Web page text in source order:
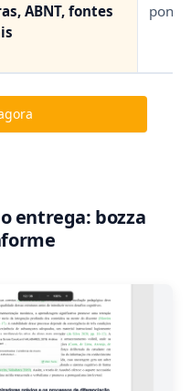
ABNT, fontes
entrega: bozza